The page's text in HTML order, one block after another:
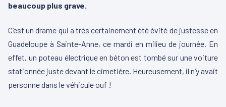
beaucoup plus grave.
C’est un drame qui a très certainement été évité de justesse en
Guadeloupe à Sainte-Anne, ce mardi en milieu de journée. En
effet, un poteau électrique en béton est tombé sur une voiture
stationnée juste devant le cimetière. Heureusement, il n’y avait
personne dans le véhicule ouf !